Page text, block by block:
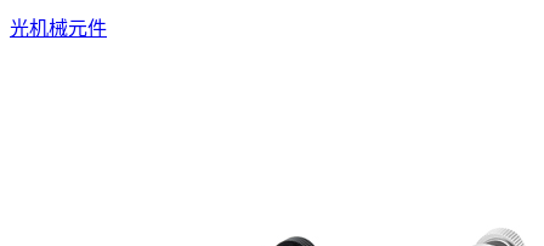
光机械元件